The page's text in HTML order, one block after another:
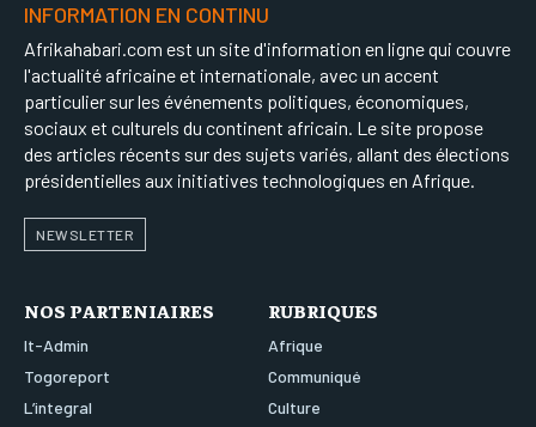
INFORMATION EN CONTINU
Afrikahabari.com est un site d'information en ligne qui couvre
l'actualité africaine et internationale, avec un accent
particulier sur les événements politiques, économiques,
sociaux et culturels du continent africain. Le site propose
des articles récents sur des sujets variés, allant des élections
présidentielles aux initiatives technologiques en Afrique.
NEWSLETTER
NOS PARTENIAIRES
It-Admin
Togoreport
L’integral
RUBRIQUES
Afrique
Communiqué
Culture